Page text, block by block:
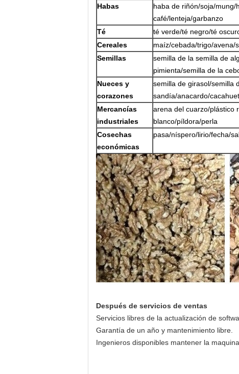
Habas
haba de riñón/soja/
café/lenteja/garbanzo
Té
té verde/té negro/té
Cereales
maíz/cebada/trigo/avena/
Semillas
semilla de la semilla de
pimienta/semilla de la
Nueces y
corazones
semilla de girasol/semilla
sandía/anacardo/
Mercancías
industriales
arena del cuarzo/plástico
blanco/píldora/perla
Cosechas
económicas
pasa/níspero/lirio/fecha/
Después de servicios de ventas
Servicios libres de la actualización de
Garantía de un año y mantenimiento libre.
Ingenieros disponibles mantener la